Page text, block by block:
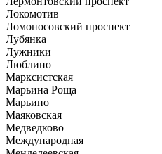
Локомотив
Ломоносовский проспект
Лубянка
Лужники
Люблино
Марксистская
Марьина Роща
Марьино
Маяковская
Медведково
Международная